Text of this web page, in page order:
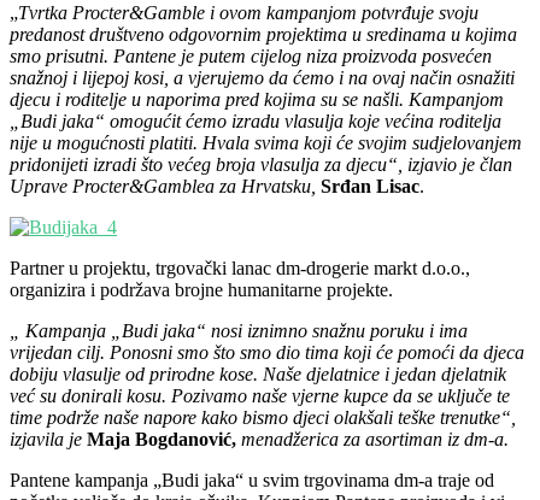
„Tvrtka Procter&Gamble i ovom kampanjom potvrđuje svoju
predanost društveno odgovornim projektima u sredinama u kojima
smo prisutni. Pantene je putem cijelog niza proizvoda posvećen
snažnoj i lijepoj kosi, a vjerujemo da ćemo i na ovaj način osnažiti
djecu i roditelje u naporima pred kojima su se našli. Kampanjom
„Budi jaka“ omogućit ćemo izradu vlasulja koje većina roditelja
nije u mogućnosti platiti. Hvala svima koji će svojim sudjelovanjem
pridonijeti izradi što većeg broja vlasulja za djecu“, izjavio je član
Uprave Procter&Gamblea za Hrvatsku, Srđan Lisac.
Partner u projektu, trgovački lanac dm-drogerie markt d.o.o.,
organizira i podržava brojne humanitarne projekte.
„ Kampanja „Budi jaka“ nosi iznimno snažnu poruku i ima
vrijedan cilj. Ponosni smo što smo dio tima koji će pomoći da djeca
dobiju vlasulje od prirodne kose. Naše djelatnice i jedan djelatnik
već su donirali kosu. Pozivamo naše vjerne kupce da se uključe te
time podrže naše napore kako bismo djeci olakšali teške trenutke“,
izjavila je Maja Bogdanović, menadžerica za asortiman iz dm-a.
Pantene kampanja „Budi jaka“ u svim trgovinama dm-a traje od